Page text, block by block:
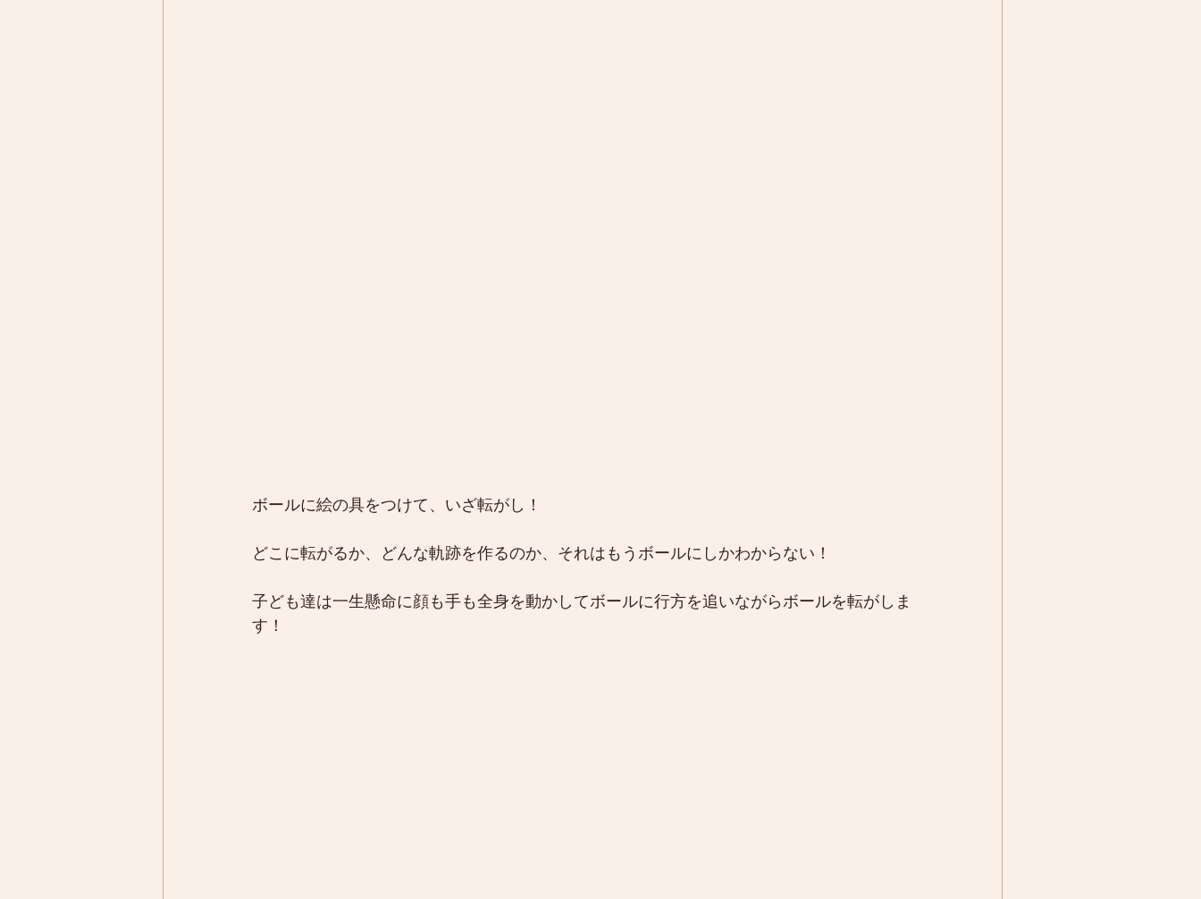
ボールに絵の具をつけて、いざ転がし！
どこに転がるか、どんな軌跡を作るのか、それはもうボールにしかわからない！
子ども達は一生懸命に顔も手も全身を動かしてボールに行方を追いながらボールを転がしま
す！